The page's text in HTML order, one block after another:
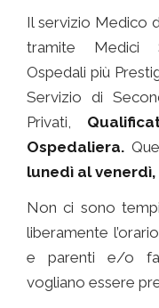
Il servizio Medico
tramite Medici
Ospedali più
Servizio di
Privati,
Ospedaliera.
lunedì al
Non ci sono
liberamente
e parenti e/o
vogliano essere